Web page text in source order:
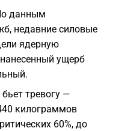
данным
недавние силовые
ядерную
ущерб
тревогу —
килограммов
60%, до